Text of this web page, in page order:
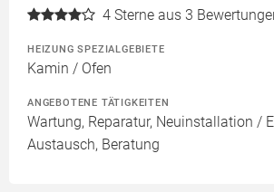
4 Sterne aus 3
HEIZUNG SPEZIALGEBIETE
Kamin / Ofen
ANGEBOTENE TÄTIGKEITEN
Wartung, Reparatur, Neuinstallation /
Austausch, Beratung